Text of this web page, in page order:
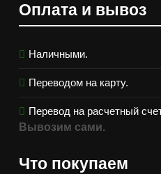
Оплата и вывоз
Наличными.
Переводом на карту.
Перевод на расчетный
Вывозим сами.
Что покупаем